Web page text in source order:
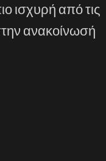
ισχυρή από τις
ανακοίνωσή